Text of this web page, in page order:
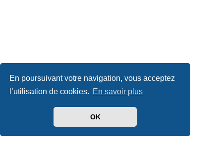
En poursuivant votre navigation, vous acceptez
l’utilisation de cookies. En savoir plus
OK